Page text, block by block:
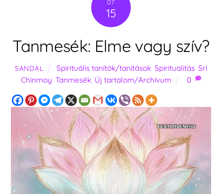
07
15
Tanmesék: Elme vagy szív?
SANDAL Spirituális tanítók/tanítások, Spiritualitás, Sri
Chinmoy ,Tanmesék Új tartalom/Archívum 0